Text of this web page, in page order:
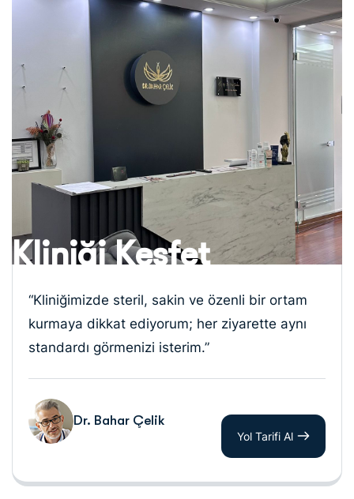
Kliniği Keşfet
“Kliniğimizde steril, sakin ve özenli bir ortam
kurmaya dikkat ediyorum; her ziyarette aynı
standardı görmenizi isterim.”
Dr. Bahar Çelik
Yol Tarifi Al